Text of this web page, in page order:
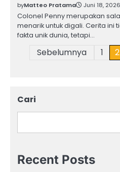
byMatteo Pratama Juni 18, 2026
Colonel Penny merupakan
menarik untuk digali. Cerita ini
fakta unik dunia, tetapi…
Paginasi
Sebelumnya 1 2
Cari
Recent Posts